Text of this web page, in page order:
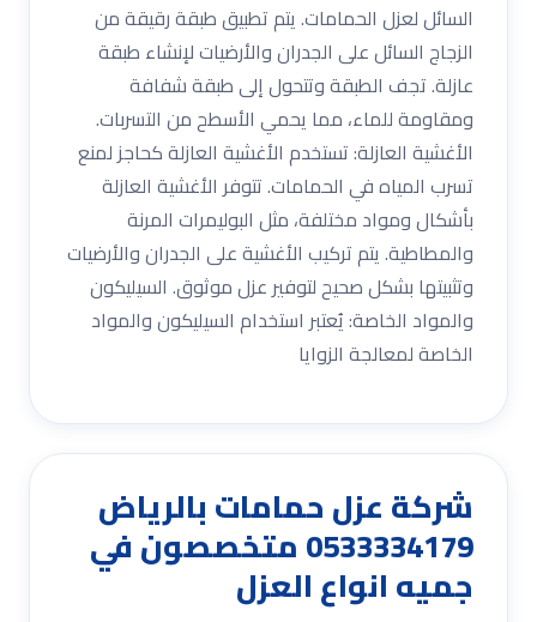
السائل لعزل الحمامات. يتم تطبيق طبقة رقيقة من
الزجاج السائل على الجدران والأرضيات لإنشاء طبقة
عازلة. تجف الطبقة وتتحول إلى طبقة شفافة
ومقاومة للماء، مما يحمي الأسطح من التسربات.
الأغشية العازلة: تستخدم الأغشية العازلة كحاجز لمنع
تسرب المياه في الحمامات. تتوفر الأغشية العازلة
بأشكال ومواد مختلفة، مثل البوليمرات المرنة
والمطاطية. يتم تركيب الأغشية على الجدران والأرضيات
وتثبيتها بشكل صحيح لتوفير عزل موثوق. السيليكون
والمواد الخاصة: يُعتبر استخدام السيليكون والمواد
الخاصة لمعالجة الزوايا
شركة عزل حمامات بالرياض
0533334179 متخصصون في
جميه انواع العزل